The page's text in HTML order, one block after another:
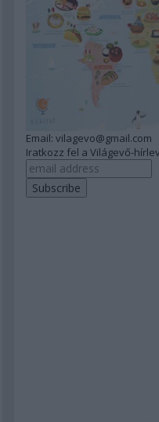
Email: vilagevo@gmail.com
Iratkozz fel a Világevő-